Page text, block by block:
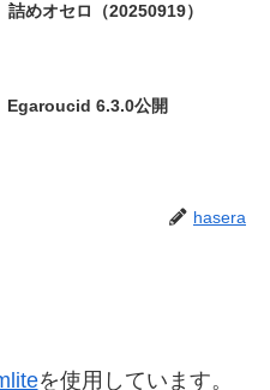
詰めオセロ（20250919）
Egaroucid 6.3.0公開
hasera
を使用しています。